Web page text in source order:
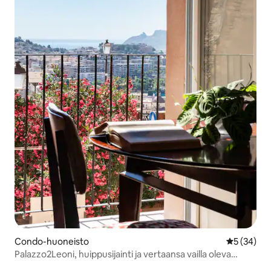
Condo-huoneisto
5 (34)
Palazzo2Leoni, huippusijainti ja vertaansa vailla oleva